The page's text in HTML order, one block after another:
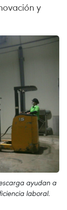
y
ayudan a
laboral.